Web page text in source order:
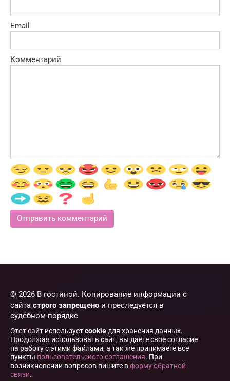
Email
Комментарий
© 2026 В гостиной. Копирование информации с
сайта строго запрещено и преследуется в
судебном порядке
Этот сайт используетcookie для хранения данных.
Продолжая использовать сайт, вы даете свое согласие
на работу с этими файлами, а так же принимаете все
пункты пользовательского соглашения. При
возникновении вопросов пишите вформу обратной
связи.